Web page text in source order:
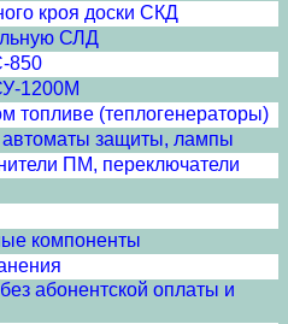
кроя доски СКД
СЛД
850
1200М
топливе (теплогенераторы)
защиты, лампы
ПМ, переключатели
компоненты
абонентской оплаты и